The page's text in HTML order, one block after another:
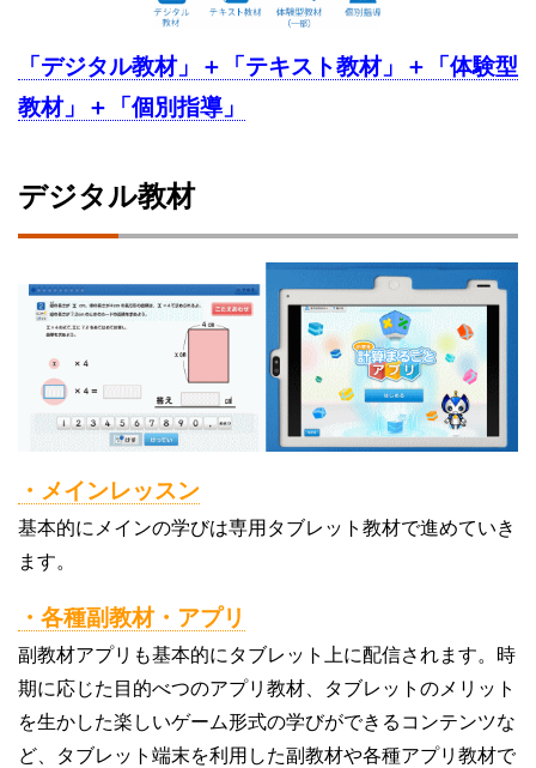
「デジタル教材」＋「テキスト教材」＋「体験型
教材」＋「個別指導」
デジタル教材
・メインレッスン
基本的にメインの学びは専用タブレット教材で進めていき
ます。
・各種副教材・アプリ
副教材アプリも基本的にタブレット上に配信されます。時
期に応じた目的べつのアプリ教材、タブレットのメリット
を生かした楽しいゲーム形式の学びができるコンテンツな
ど、タブレット端末を利用した副教材や各種アプリ教材で